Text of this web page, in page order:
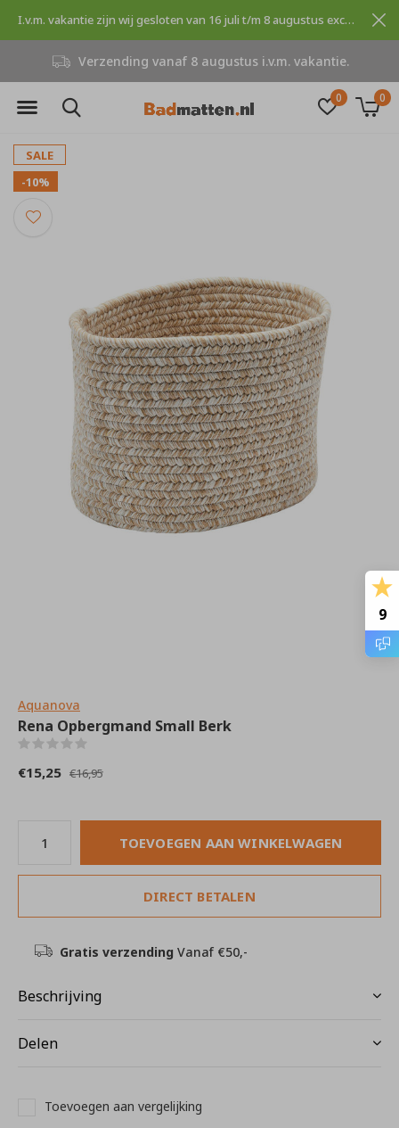
0 0
Verzending vanaf 8 augustus i.v.m. vakantie.
I.v.m. vakantie zijn wij gesloten van 16 juli t/m 8 augustus excuses voor dit ongemak.
SALE
-10%
Aquanova
Rena Opbergmand Small Berk
€15,25 €16,95
TOEVOEGEN AAN WINKELWAGEN
DIRECT BETALEN
Gratis verzending Vanaf €50,-
Beschrijving
Delen
Toevoegen aan vergelijking
9